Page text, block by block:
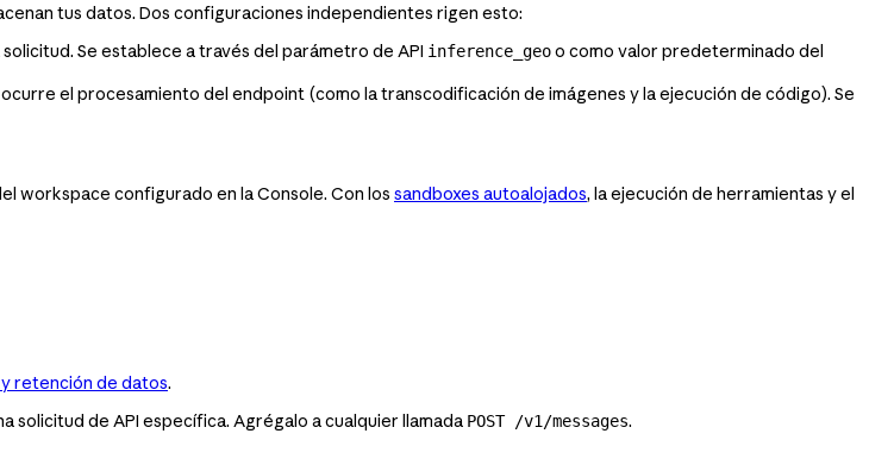
tus datos. Dos configuraciones independientes rigen esto:
Se establece a través del parámetro de API inference_geoo como valor predeterminado del
el procesamiento del endpoint (como la transcodificación de imágenes y la ejecución de código). Se
workspace configurado en la Console. Con los sandboxes autoalojados, la ejecución de herramientas y el
y retención de datos.
solicitud de API específica. Agrégalo a cualquier llamada POST /v1/messages.